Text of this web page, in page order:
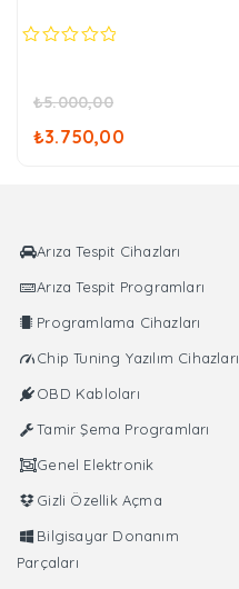
₺5.000,00
Orijinal
fiyat:
₺3.750,00Şu
andaki
Arıza Tespit Cihazları
Arıza Tespit Programları
Programlama Cihazları
Chip Tuning Yazılım Cihazları
OBD Kabloları
Tamir Şema Programları
Genel Elektronik
Gizli Özellik Açma
Bilgisayar Donanım
Parçaları